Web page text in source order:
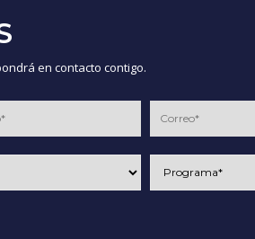
en contacto contigo.